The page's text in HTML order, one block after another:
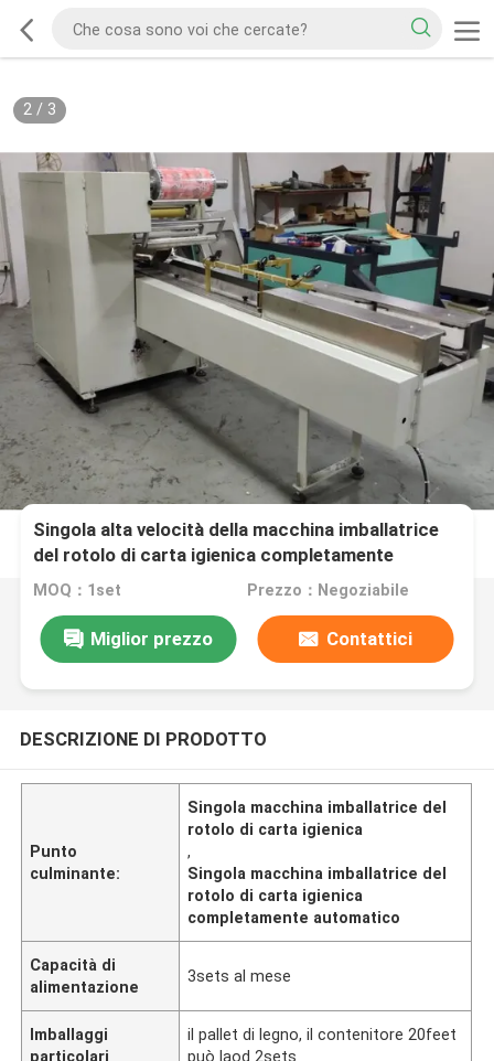
2/ 3
Singola alta velocità della macchina imballatrice
del rotolo di carta igienica completamente
automatico
MOQ：1set Prezzo：Negoziabile
Miglior prezzo Contattici
DESCRIZIONE DI PRODOTTO
Punto
culminante:
Singola macchina imballatrice del
rotolo di carta igienica
,
Singola macchina imballatrice del
rotolo di carta igienica
completamente automatico
Capacità di
alimentazione
3sets al mese
Imballaggi
particolari
il pallet di legno, il contenitore 20feet
può laod 2sets